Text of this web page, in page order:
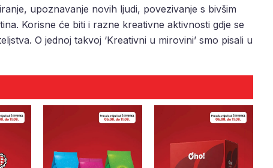
upoznavanje novih ljudi, povezivanje s bivšim
Korisne će biti i razne kreativne aktivnosti gdje se
O jednoj takvoj ‘Kreativni u mirovini’ smo pisali u